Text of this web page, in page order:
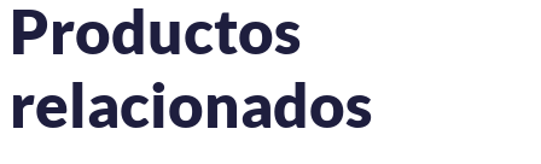
Productos
relacionados